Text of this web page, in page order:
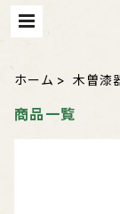
ホーム 木曽漆
商品一覧